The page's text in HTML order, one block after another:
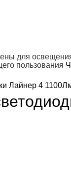
для
пользования